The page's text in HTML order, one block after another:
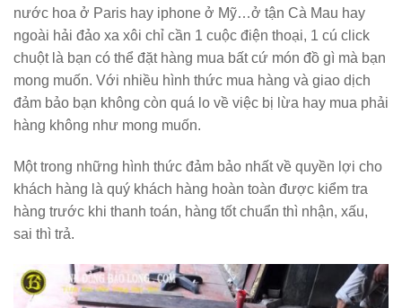
nước hoa ở Paris hay iphone ở Mỹ…ở tận Cà Mau hay
ngoài hải đảo xa xôi chỉ cần 1 cuộc điện thoại, 1 cú click
chuột là bạn có thể đặt hàng mua bất cứ món đồ gì mà bạn
mong muốn. Với nhiều hình thức mua hàng và giao dịch
đảm bảo bạn không còn quá lo về việc bị lừa hay mua phải
hàng không như mong muốn.
Một trong những hình thức đảm bảo nhất về quyền lợi cho
khách hàng là quý khách hàng hoàn toàn được kiểm tra
hàng trước khi thanh toán, hàng tốt chuẩn thì nhận, xấu,
sai thì trả.